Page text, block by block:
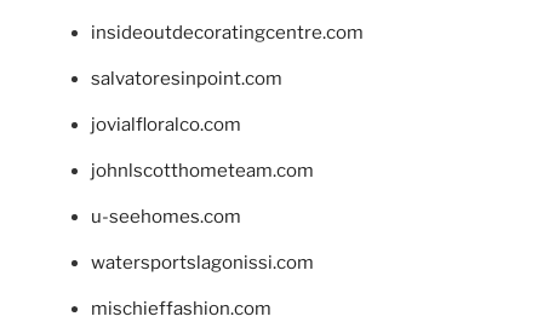
insideoutdecoratingcentre.com
salvatoresinpoint.com
jovialfloralco.com
johnlscotthometeam.com
u-seehomes.com
watersportslagonissi.com
mischieffashion.com